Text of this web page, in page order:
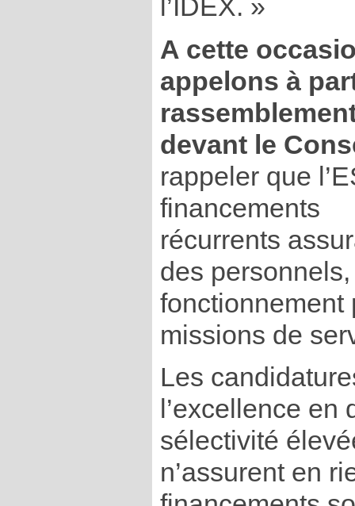
l’IDEX. »
A cette
appelons à
devant le
rappeler que
financements
récurrents
des
fonctionnement
missions de
Les
l’excellence en
sélectivité
n’assurent en